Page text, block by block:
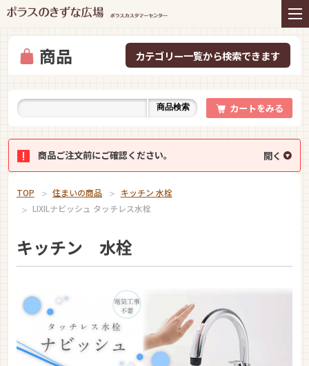
住まいの商品
インテリアコーディネー
ト
アフターサービス
プレゼント＆コミュニテ
イベント お問い合わせ
商品
商品検索 カートをみる
商品ご注文前にご確認ください。
TOP 住まいの商品
キッチン 水栓
LIXILナビッシュ タッチレス水栓
キッチン 水栓